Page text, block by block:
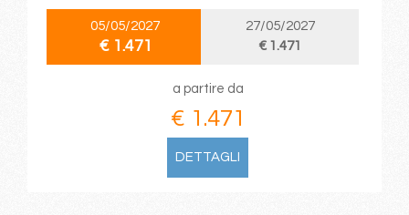
05/05/2027
€ 1.471
27/05/2027
€ 1.471
a partire da
€ 1.471
DETTAGLI